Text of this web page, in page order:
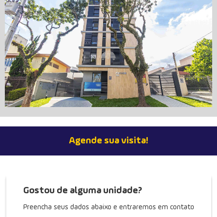
Cobertura em Condomínio no Seminário, 231
Ref. 946095
Agende sua visita!
Gostou de alguma unidade?
Preencha seus dados abaixo e entraremos em contato